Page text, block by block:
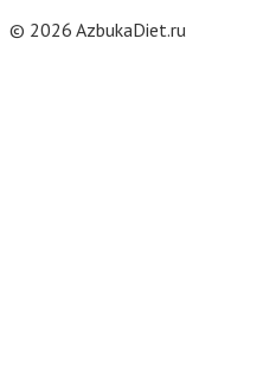
© 2026 AzbukaDiet.ru